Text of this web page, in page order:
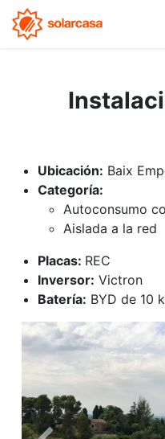
Ubicación: Baix
Categoría:
Autoconsumo
Aislada a la red
Placas: REC
Inversor: Victron
Batería: BYD de 10